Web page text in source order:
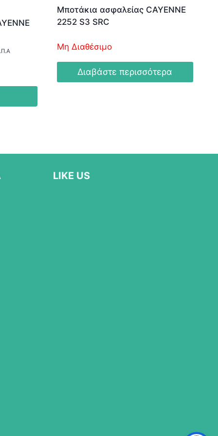
Μποτάκια ασφαλείας CAYENNE
2252 S3 SRC
Μη Διαθέσιμο
Διαβάστε περισσότερα
LIKE US